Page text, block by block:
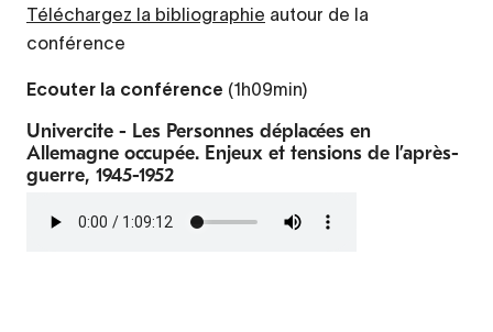
Téléchargez la bibliographie autour de la
conférence
Ecouter la conférence (1h09min)
Univercite - Les Personnes déplacées en
Allemagne occupée. Enjeux et tensions de l’après-
guerre, 1945-1952